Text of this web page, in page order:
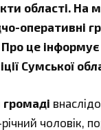
області. На
оперативні
це інформує
Сумської
чоловік,